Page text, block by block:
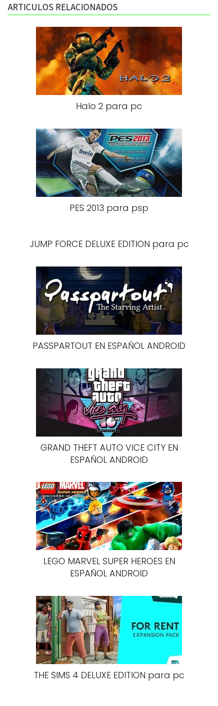
ARTICULOS RELACIONADOS
Halo 2 para pc
PES 2013 para psp
JUMP FORCE DELUXE EDITION para pc
PASSPARTOUT EN ESPAÑOL ANDROID
GRAND THEFT AUTO VICE CITY EN
ESPAÑOL ANDROID
LEGO MARVEL SUPER HEROES EN
ESPAÑOL ANDROID
THE SIMS 4 DELUXE EDITION para pc